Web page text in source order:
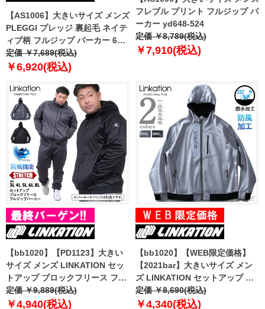
【AS1006】大きいサイズ メンズ
PLEGGI プレッジ 裏起毛 ネイテ
ィブ柄 フルジップ パーカー 63-
80892-2
定価 ￥7,689(税込)
￥6,920(税込)
フレブル プリント フルジップ パ
ーカー yd648-524
定価 ￥8,789(税込)
￥7,910(税込)
【bb1020】【PD1123】大きい
サイズ メンズ LINKATION セッ
トアップ ブロックフリース フル
ジップ パーカー ストレッチ 防風
機能 アスレジャー スポーツウェ
定価 ￥9,889(税込)
￥4,940(税込)
【bb1020】【WEB限定価格】
【2021bar】大きいサイズ メン
ズ LINKATION セットアップ 防
風 フルジップ カット パーカー
撥水加工 アスレジャー スポーツ
定価 ￥8,690(税込)
￥4,340(税込)